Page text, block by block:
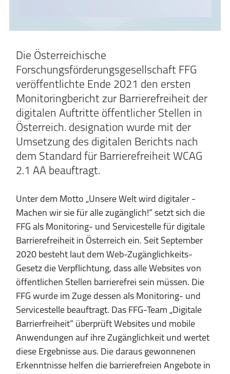
Die Österreichische
Forschungsförderungsgesellschaft FFG
veröffentlichte Ende 2021 den ersten
Monitoringbericht zur Barrierefreiheit der
digitalen Auftritte öffentlicher Stellen in
Österreich. designation wurde mit der
Umsetzung des digitalen Berichts nach
dem Standard für Barrierefreiheit WCAG
2.1 AA beauftragt.
Unter dem Motto „Unsere Welt wird digitaler -
Machen wir sie für alle zugänglich!“ setzt sich die
FFG als Monitoring- und Servicestelle für digitale
Barrierefreiheit in Österreich ein. Seit September
2020 besteht laut dem Web-Zugänglichkeits-
Gesetz die Verpflichtung, dass alle Websites von
öffentlichen Stellen barrierefrei sein müssen. Die
FFG wurde im Zuge dessen als Monitoring- und
Servicestelle beauftragt. Das FFG-Team „Digitale
Barrierfreiheit“ überprüft Websites und mobile
Anwendungen auf ihre Zugänglichkeit und wertet
diese Ergebnisse aus. Die daraus gewonnenen
Erkenntnisse helfen die barrierefreien Angebote in